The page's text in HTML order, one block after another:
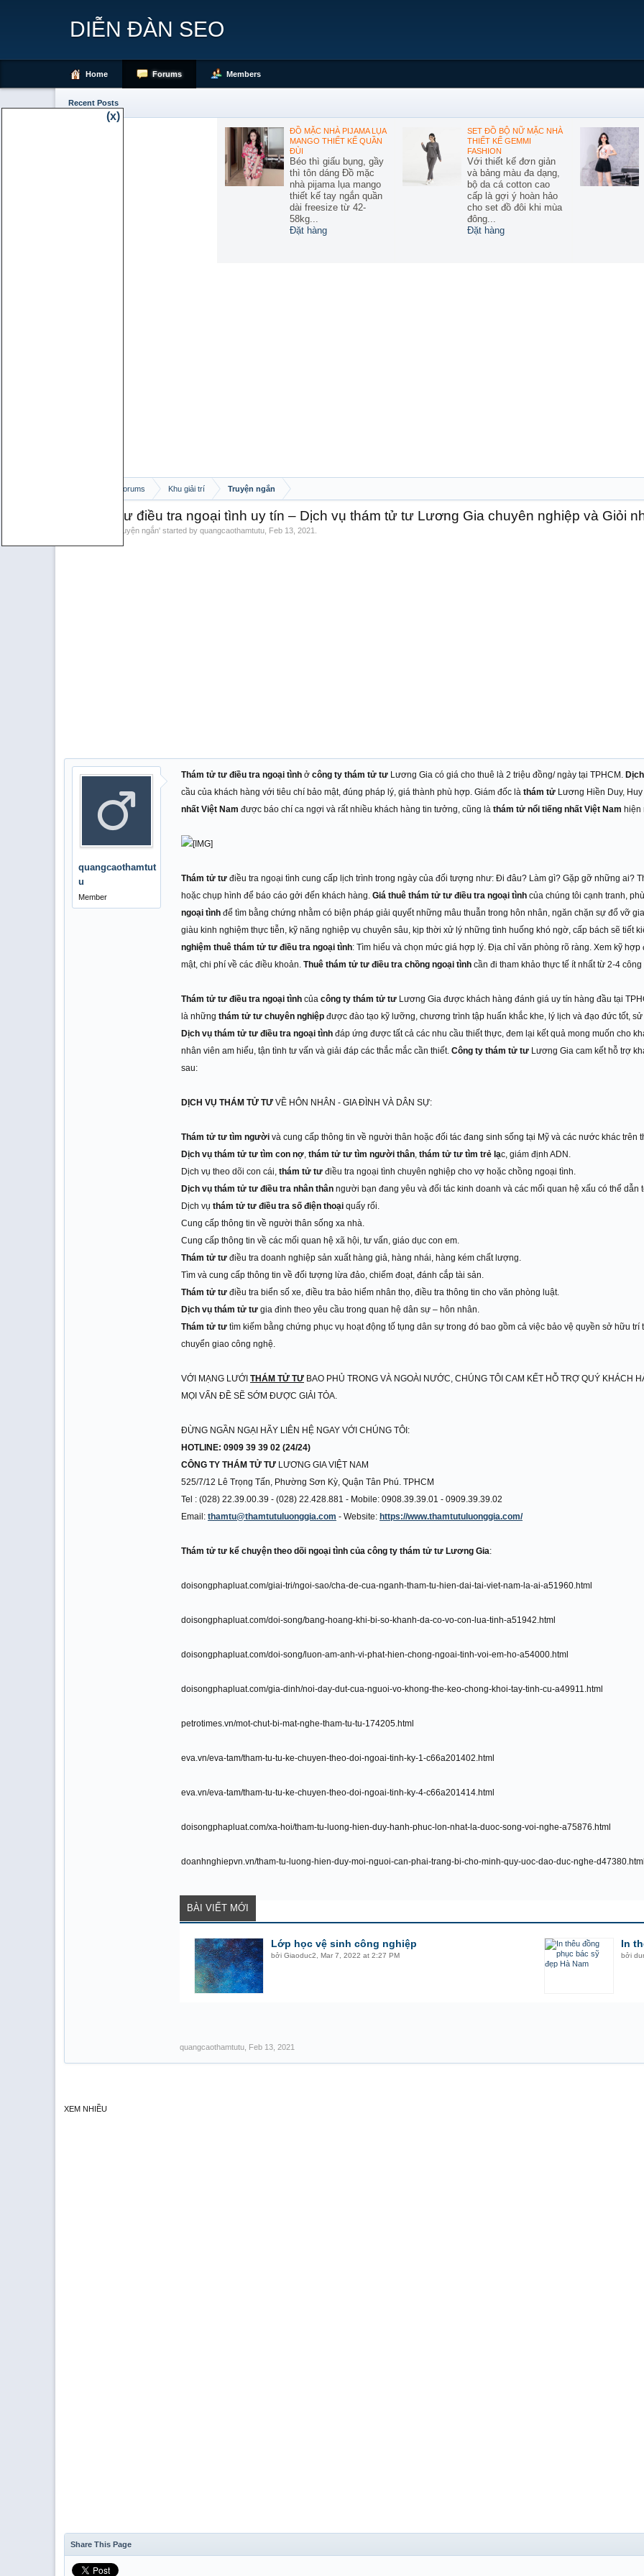
ĐỒ MẶC NHÀ PIJAMA LỤA
MANGO THIẾT KẾ QUẦN
ĐÙI
Béo thì giấu bụng, gầy
thì tôn dáng Đồ mặc
nhà pijama lụa mango
thiết kế tay ngắn quần
dài freesize từ 42-
58kg...
Đặt hàng
SET ĐỒ BỘ NỮ MẶC NHÀ
THIẾT KẾ GEMMI
FASHION
Với thiết kế đơn giản
và bảng màu đa dạng,
bộ da cá cotton cao
cấp là gợi ý hoàn hảo
cho set đồ đôi khi mùa
đông...
Đặt hàng
Forums Khu giải trí Truyện ngắn
Thám tử tư điều tra ngoại tình uy tín – Dịch vụ thám tử tư Lương Gia chuyên nghiệp và Giỏi
Truyện ngắn' started by quangcaothamtutu Feb 13, 2021
quangcaothamtut
u
Member
Thám tử tư điều tra ngoại tình ở công ty thám tử tư Lương Gia có giá cho thuê là 2 triệu đồng/ ngày tại TPHCM.
cầu của khách hàng với tiêu chí bảo mật, đúng pháp lý, giá thành phù hợp. Giám đốc là thám tử Lương Hiền Duy,
nhất Việt Nam được báo chí ca ngợi và rất nhiều khách hàng tin tưởng, cũng là thám tử nổi tiếng nhất Việt Nam hiện
Thám tử tư điều tra ngoại tình cung cấp lịch trình trong ngày của đối tượng như: Đi đâu? Làm gì? Gặp gỡ những ai?
hoặc chụp hình để báo cáo gởi đến khách hàng. Giá thuê thám tử tư điều tra ngoại tình của chúng tôi cạnh tranh,
ngoại tình để tìm bằng chứng nhằm có biện pháp giải quyết những mâu thuẫn trong hôn nhân, ngăn chặn sự đổ vỡ
giàu kinh nghiệm thực tiễn, kỹ năng nghiệp vụ chuyên sâu, kịp thời xử lý những tình huống khó ngờ, cấp bách sẽ tiết
nghiệm thuê thám tử tư điều tra ngoại tình: Tìm hiểu và chọn mức giá hợp lý. Địa chỉ văn phòng rõ ràng. Xem kỹ
mật, chi phí về các điều khoản. Thuê thám tử tư điều tra chồng ngoại tình cần đi tham khảo thực tế ít nhất từ 2-4
Thám tử tư điều tra ngoại tình của công ty thám tử tư Lương Gia được khách hàng đánh giá uy tín hàng đầu tại
là những thám tử tư chuyên nghiệp được đào tạo kỹ lưỡng, chương trình tập huấn khắc khe, lý lịch và đạo đức tốt,
Dịch vụ thám tử tư điều tra ngoại tình đáp ứng được tất cả các nhu cầu thiết thực, đem lại kết quả mong muốn cho
nhân viên am hiểu, tận tình tư vấn và giải đáp các thắc mắc cần thiết. Công ty thám tử tư Lương Gia cam kết hỗ trợ
sau:
DỊCH VỤ THÁM TỬ TƯ VỀ HÔN NHÂN - GIA ĐÌNH VÀ DÂN SỰ:
Thám tử tư tìm người và cung cấp thông tin về người thân hoặc đối tác đang sinh sống tại Mỹ và các nước khác trên
Dịch vụ thám tử tư tìm con nợ, thám tử tư tìm người thân, thám tử tư tìm trẻ lạc, giám định ADN.
Dịch vụ theo dõi con cái, thám tử tư điều tra ngoại tình chuyên nghiệp cho vợ hoặc chồng ngoại tình.
Dịch vụ thám tử tư điều tra nhân thân người bạn đang yêu và đối tác kinh doanh và các mối quan hệ xấu có thể dẫn
Dịch vụ thám tử tư điều tra số điện thoại quấy rối.
Cung cấp thông tin về người thân sống xa nhà.
Cung cấp thông tin về các mối quan hệ xã hội, tư vấn, giáo dục con em.
Thám tử tư điều tra doanh nghiệp sản xuất hàng giả, hàng nhái, hàng kém chất lượng.
Tìm và cung cấp thông tin về đối tượng lừa đảo, chiếm đoạt, đánh cắp tài sản.
Thám tử tư điều tra biển số xe, điều tra bảo hiểm nhân thọ, điều tra thông tin cho văn phòng luật.
Dịch vụ thám tử tư gia đình theo yêu cầu trong quan hệ dân sự – hôn nhân.
Thám tử tư tìm kiếm bằng chứng phục vụ hoạt động tố tụng dân sự trong đó bao gồm cả việc bảo vệ quyền sở hữu
chuyển giao công nghệ.
VỚI MẠNG LƯỚI THÁM TỬ TƯ BAO PHỦ TRONG VÀ NGOÀI NƯỚC, CHÚNG TÔI CAM KẾT HỖ TRỢ QUÝ KHÁCH
MỌI VẤN ĐỀ SẼ SỚM ĐƯỢC GIẢI TỎA.
ĐỪNG NGẦN NGẠI HÃY LIÊN HỆ NGAY VỚI CHÚNG TÔI:
HOTLINE: 0909 39 39 02 (24/24)
CÔNG TY THÁM TỬ TƯ LƯƠNG GIA VIỆT NAM
525/7/12 Lê Trọng Tấn, Phường Sơn Kỳ, Quận Tân Phú. TPHCM
Tel : (028) 22.39.00.39 - (028) 22.428.881 - Mobile: 0908.39.39.01 - 0909.39.39.02
Email: thamtu@thamtutuluonggia.com - Website: https://www.thamtutuluonggia.com/
Thám tử tư kể chuyện theo dõi ngoại tình của công ty thám tử tư Lương Gia:
doisongphapluat.com/giai-tri/ngoi-sao/cha-de-cua-nganh-tham-tu-hien-dai-tai-viet-nam-la-ai-a51960.html
doisongphapluat.com/doi-song/bang-hoang-khi-bi-so-khanh-da-co-vo-con-lua-tinh-a51942.html
doisongphapluat.com/doi-song/luon-am-anh-vi-phat-hien-chong-ngoai-tinh-voi-em-ho-a54000.html
doisongphapluat.com/gia-dinh/noi-day-dut-cua-nguoi-vo-khong-the-keo-chong-khoi-tay-tinh-cu-a49911.html
petrotimes.vn/mot-chut-bi-mat-nghe-tham-tu-tu-174205.html
eva.vn/eva-tam/tham-tu-tu-ke-chuyen-theo-doi-ngoai-tinh-ky-1-c66a201402.html
eva.vn/eva-tam/tham-tu-tu-ke-chuyen-theo-doi-ngoai-tinh-ky-4-c66a201414.html
doisongphapluat.com/xa-hoi/tham-tu-luong-hien-duy-hanh-phuc-lon-nhat-la-duoc-song-voi-nghe-a75876.html
doanhnghiepvn.vn/tham-tu-luong-hien-duy-moi-nguoi-can-phai-trang-bi-cho-minh-quy-uoc-dao-duc-nghe-
BÀI VIẾT MỚI
Lớp học vệ sinh công nghiệp
bởi Giaoduc2 Mar 7, 2022 at 2:27 PM
In
bởi
quangcaothamtutu Feb 13, 2021
XEM NHIỀU
Share This Page
DIỄN ĐÀN SEO
Home Forums
Recent Posts
Members
(x)